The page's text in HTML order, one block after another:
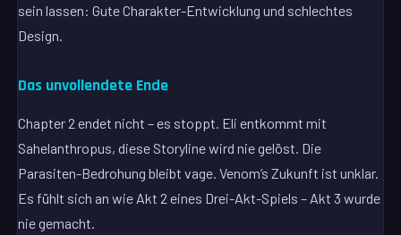
sein lassen: Gute Charakter-Entwicklung und schlechtes
Design.
Das unvollendete Ende
Chapter 2 endet nicht – es stoppt. Eli entkommt mit
Sahelanthropus, diese Storyline wird nie gelöst. Die
Parasiten-Bedrohung bleibt vage. Venom’s Zukunft ist unklar.
Es fühlt sich an wie Akt 2 eines Drei-Akt-Spiels – Akt 3 wurde
nie gemacht.